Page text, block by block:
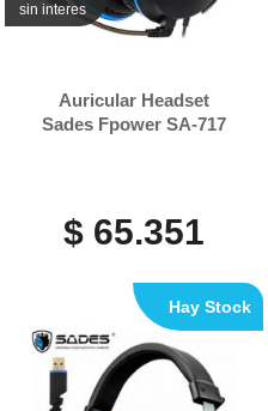
sin interes
Auricular Headset
Sades Fpower SA-717
$ 65.351
Hay Stock